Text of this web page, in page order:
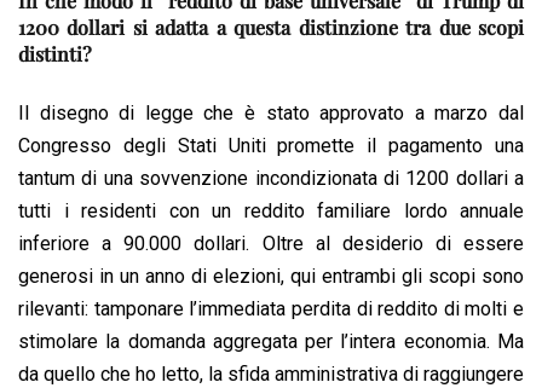
1200 dollari si adatta a questa distinzione tra due scopi
distinti?
Il disegno di legge che è stato approvato a marzo dal
Congresso degli Stati Uniti promette il pagamento una
tantum di una sovvenzione incondizionata di 1200 dollari a
tutti i residenti con un reddito familiare lordo annuale
inferiore a 90.000 dollari. Oltre al desiderio di essere
generosi in un anno di elezioni, qui entrambi gli scopi sono
rilevanti: tamponare l’immediata perdita di reddito di molti e
stimolare la domanda aggregata per l’intera economia. Ma
da quello che ho letto, la sfida amministrativa di raggiungere